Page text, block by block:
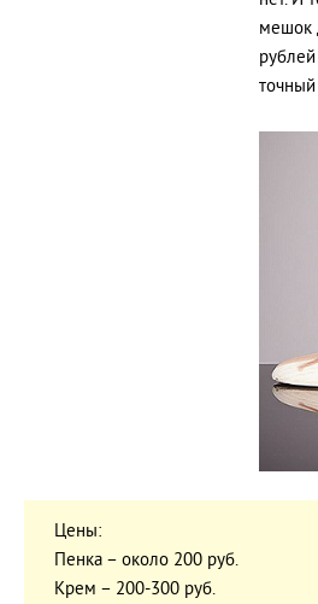
мешок
Цены:
Пенка – около 200 руб.
Крем – 200-300 руб.